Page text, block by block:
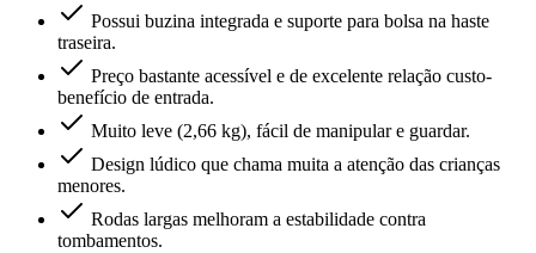
Possui buzina integrada e suporte para bolsa na haste
traseira.
Preço bastante acessível e de excelente relação custo-
benefício de entrada.
Muito leve (2,66 kg), fácil de manipular e guardar.
Design lúdico que chama muita a atenção das crianças
menores.
Rodas largas melhoram a estabilidade contra
tombamentos.